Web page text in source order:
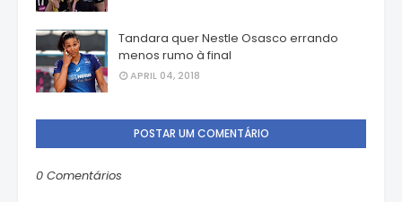
Tandara quer Nestle Osasco errando
menos rumo à final
APRIL 04, 2018
POSTAR UM COMENTÁRIO
0 Comentários